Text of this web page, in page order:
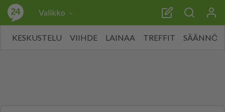
Valikko
KESKUSTELU VIIHDE LAINAA TREFFIT SÄÄNNÖT